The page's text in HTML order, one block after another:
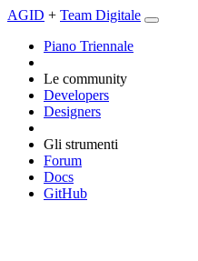
AGID + Team Digitale
Piano Triennale
Le community
Developers
Designers
Gli strumenti
Forum
Docs
GitHub